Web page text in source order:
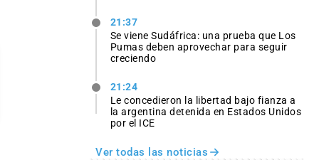
21:37
Se viene Sudáfrica: una prueba que Los
Pumas deben aprovechar para seguir
creciendo
21:24
Le concedieron la libertad bajo fianza a
la argentina detenida en Estados Unidos
por el ICE
Ver todas las noticias